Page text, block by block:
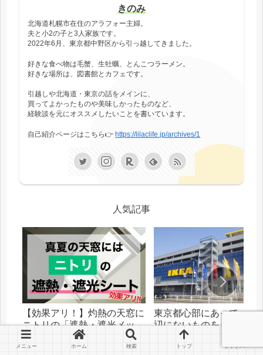
きのみ
北海道札幌市在住のアラフォー主婦。
夫と小2の子と3人家族です。
2022年6月、東京都中野区から引っ越してきました。
好きな食べ物は毛蟹、生牡蠣、とんこつラーメン。
好きな場所は、図書館とカフェです。
引越しや北海道・東京の話をメインに、
買ってよかったものや美味しかったものなど、
経験談を元にオススメしたいことを書いています。
自己紹介ページはこちら👉https://lilaclife.jp/archives/1
人気記事
【効果アリ！】灼熱の天窓に
ニトリの「遮熱・遮光メッシ
ュシート」を貼った話
東京都心部にあって、札
辺にないものをまとめま
メニュー ホーム 検索 トップ サイドバー